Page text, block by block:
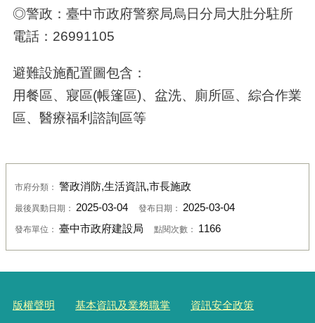
◎警政：臺中市政府警察局烏日分局大肚分駐所
電話：26991105
避難設施配置圖包含：
用餐區、寢區(帳篷區)、盆洗、廁所區、綜合作業
區、醫療福利諮詢區等
市府分類： 警政消防,生活資訊,市長施政
最後異動日期： 2025-03-04 發布日期： 2025-03-04
發布單位： 臺中市政府建設局 點閱次數： 1166
版權聲明 基本資訊及業務職掌 資訊安全政策